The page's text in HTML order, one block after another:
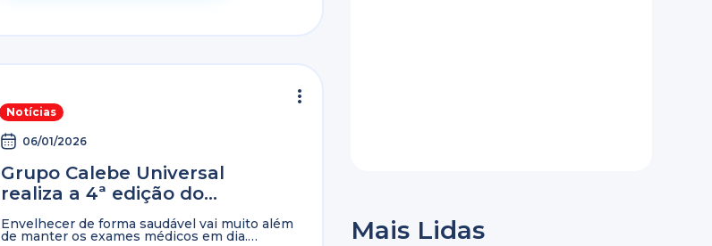
Notícias
06/01/2026
Grupo Calebe Universal
realiza a 4ª edição do
evento Beleza Não Tem
Idade
Envelhecer de forma saudável vai muito além
de manter os exames médicos em dia. Mais Lidas